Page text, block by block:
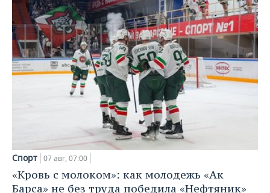
Спорт 07 авг, 07:00
«Кровь с молоком»: как молодежь «Ак
Барса» не без труда победила «Нефтяник»